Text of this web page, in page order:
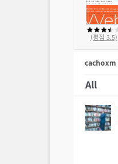
(평점 3.5)
cachoxm
All